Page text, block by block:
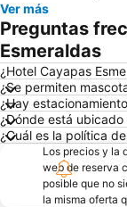
Ver más
Preguntas
Esmeraldas
¿Hotel Cayapas
¿Se permiten
¿Hay
¿Dónde está
¿Cuál es la política
Los precios y la
web de reserva
posible que no
la misma oferta